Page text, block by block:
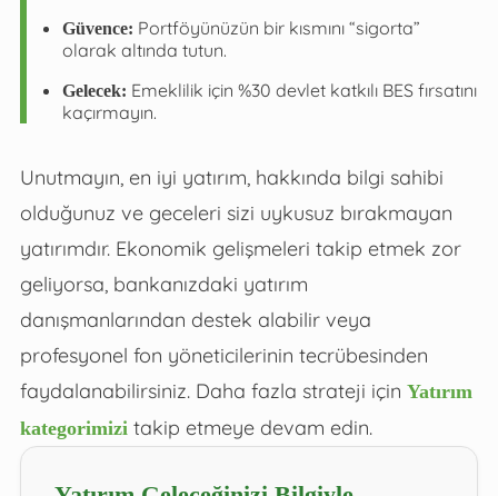
Güvence: Portföyünüzün bir kısmını “sigorta”
olarak altında tutun.
Gelecek: Emeklilik için %30 devlet katkılı BES fırsatını
kaçırmayın.
Unutmayın, en iyi yatırım, hakkında bilgi sahibi
olduğunuz ve geceleri sizi uykusuz bırakmayan
yatırımdır. Ekonomik gelişmeleri takip etmek zor
geliyorsa, bankanızdaki yatırım
danışmanlarından destek alabilir veya
profesyonel fon yöneticilerinin tecrübesinden
faydalanabilirsiniz. Daha fazla strateji için Yatırım
kategorimizi takip etmeye devam edin.